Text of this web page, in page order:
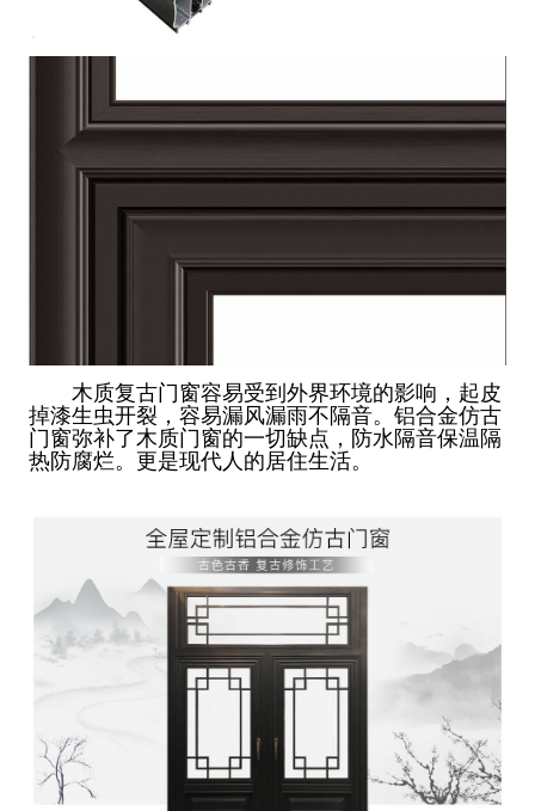
木质复古门窗容易受到外界环境的影响，起皮
掉漆生虫开裂，容易漏风漏雨不隔音。铝合金仿古
门窗弥补了木质门窗的一切缺点，防水隔音保温隔
热防腐烂。更是现代人的居住生活。